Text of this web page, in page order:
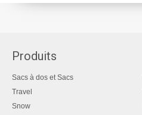
Produits
Sacs à dos et Sacs
Travel
Snow